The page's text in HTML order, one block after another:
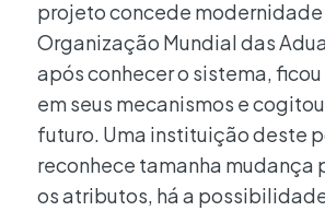
projeto concede modernidade
Organização Mundial das
após conhecer o sistema,
em seus mecanismos e
futuro. Uma instituição deste
reconhece tamanha mudança
os atributos, há a